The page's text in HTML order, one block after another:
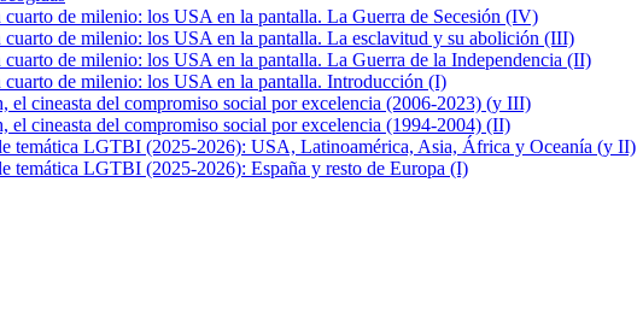
de milenio: los USA en la pantalla. La Guerra de Secesión (IV)
cuarto de milenio: los USA en la pantalla. La esclavitud y su abolición (III)
de milenio: los USA en la pantalla. La Guerra de la Independencia (II)
cuarto de milenio: los USA en la pantalla. Introducción (I)
el cineasta del compromiso social por excelencia (2006-2023) (y III)
el cineasta del compromiso social por excelencia (1994-2004) (II)
temática LGTBI (2025-2026): USA, Latinoamérica, Asia, África y Oceanía (y II)
temática LGTBI (2025-2026): España y resto de Europa (I)